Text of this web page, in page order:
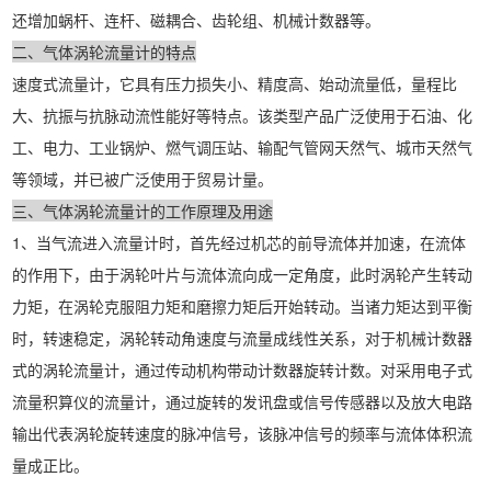
还增加蜗杆、连杆、磁耦合、齿轮组、机械计数器等。
二、气体涡轮流量计的特点
速度式流量计，它具有压力损失小、精度高、始动流量低，量程比
大、抗振与抗脉动流性能好等特点。该类型产品广泛使用于石油、化
工、电力、工业锅炉、燃气调压站、输配气管网天然气、城市天然气
等领域，并已被广泛使用于贸易计量。
三、气体涡轮流量计的工作原理及用途
1、当气流进入流量计时，首先经过机芯的前导流体并加速，在流体
的作用下，由于涡轮叶片与流体流向成一定角度，此时涡轮产生转动
力矩，在涡轮克服阻力矩和磨擦力矩后开始转动。当诸力矩达到平衡
时，转速稳定，涡轮转动角速度与流量成线性关系，对于机械计数器
式的涡轮流量计，通过传动机构带动计数器旋转计数。对采用电子式
流量积算仪的流量计，通过旋转的发讯盘或信号传感器以及放大电路
输出代表涡轮旋转速度的脉冲信号，该脉冲信号的频率与流体体积流
量成正比。